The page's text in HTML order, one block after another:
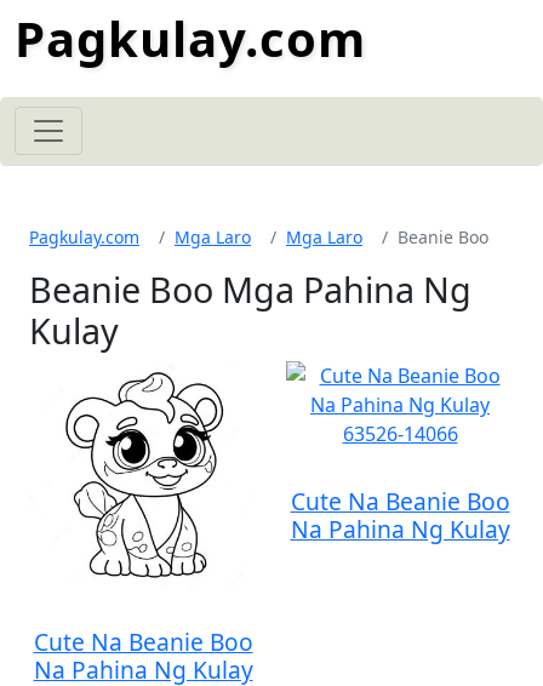
Pagkulay.com
Pagkulay.com Mga Laro Mga Laro Beanie Boo
Beanie Boo Mga Pahina Ng
Kulay
Cute Na Beanie Boo
Na Pahina Ng Kulay
Cute Na Beanie Boo
Na Pahina Ng Kulay